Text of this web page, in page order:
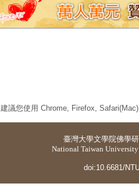
建議您使用 Chrome, Firefox,
臺灣大學文學院佛學
National Taiwan
doi:10.6681/